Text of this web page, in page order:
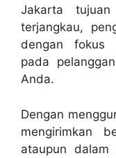
Jakarta
terjangkau,
dengan fokus
pada
Anda.
Dengan
mengirimkan
ataupun